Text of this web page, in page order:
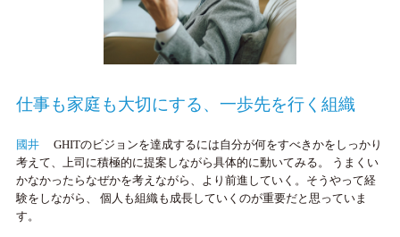
仕事も家庭も大切にする、 一歩先を行く組織
國井
GHITのビジョンを達成するには自分が何をすべきかをしっかり
考えて、上司に積極的に提案しながら具体的に動いてみる。 うまくい
かなかったらなぜかを考えながら、より前進していく。そうやって経
験をしながら、 個人も組織も成長していくのが重要だと思っていま
す。